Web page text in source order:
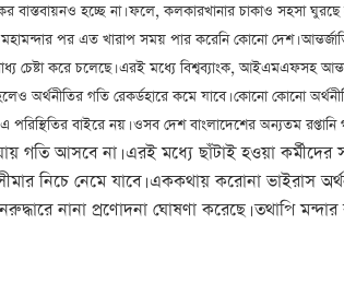
বাস্তবায়নও হচ্ছে না। ফলে, কলকারখানার চাকাও সহসা
মহামন্দার পর এত খারাপ সময় পার করেনি কোনো দেশ।
চেষ্টা করে চলেছে। এরই মধ্যে বিশ্বব্যাংক, আইএমএফসহ
অর্থনীতির গতি রেকর্ডহারে কমে যাবে। কোনো কোনো
বাইরে নয়। ওসব দেশ বাংলাদেশের অন্যতম রপ্তানি
গতি আসবে না। এরই মধ্যে ছাঁটাই হওয়া
নিচে নেমে যাবে। এককথায় করোনা ভাইরাস
নানা প্রণোদনা ঘোষণা করেছে। তথাপি